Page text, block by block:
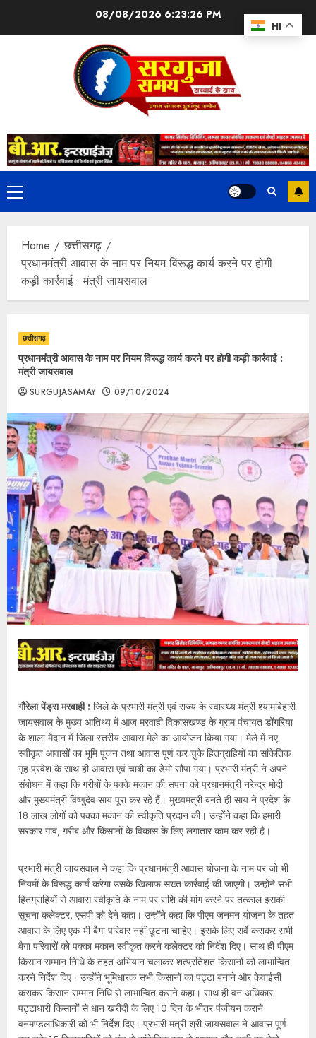
08/08/2026 6:23:27 PM
Home
छत्तीसगढ़
प्रधानमंत्री आवास के नाम पर नियम विरूद्ध कार्य करने पर होगी
कड़ी कार्रवाई : मंत्री जायसवाल
छत्तीसगढ़
प्रधानमंत्री आवास के नाम पर नियम विरूद्ध कार्य करने पर होगी कड़ी कार्रवाई :
मंत्री जायसवाल
SURGUJASAMAY 09/10/2024
गौरेला पेंड्रा मरवाही : जिले के प्रभारी मंत्री एवं राज्य के स्वास्थ्य मंत्री श्यामबिहारी
जायसवाल के मुख्य आतिथ्य में आज मरवाही विकासखण्ड के ग्राम पंचायत डोंगरिया
के शाला मैदान में जिला स्तरीय आवास मेले का आयोजन किया गया। मेले में नए
स्वीकृत आवासों का भूमि पूजन तथा आवास पूर्ण कर चुके हितग्राहियों का सांकेतिक
गृह प्रवेश के साथ ही आवास एवं चाबी का डेमो सौंपा गया। प्रभारी मंत्री ने अपने
संबोधन में कहा कि गरीबों के पक्के मकान की सपना को प्रधानमंत्री नरेन्द्र मोदी
और मुख्यमंत्री विष्णुदेव साय पूरा कर रहे हैं। मुख्यमंत्री बनते ही साय ने प्रदेश के
18 लाख लोगों को पक्का मकान की स्वीकृति प्रदान की। उन्होंने कहा कि हमारी
सरकार गांव, गरीब और किसानों के विकास के लिए लगातार काम कर रही है।
प्रभारी मंत्री जायसवाल ने कहा कि प्रधानमंत्री आवास योजना के नाम पर जो भी
नियमों के विरूद्ध कार्य करेगा उसके खिलाफ सख्त कार्रवाई की जाएगी। उन्होंने सभी
हितग्राहियों से आवास स्वीकृति के नाम पर राशि की मांग करने पर तत्काल इसकी
सूचना कलेक्टर, एसपी को देने कहा। उन्होंने कहा कि पीएम जनमन योजना के तहत
आवास के लिए एक भी बैगा परिवार नहीं छूटना चाहिए। इसके लिए सर्वे कराकर सभी
बैगा परिवारों को पक्का मकान स्वीकृत करने कलेक्टर को निर्देश दिए। साथ ही पीएम
किसान सम्मान निधि के तहत अभियान चलाकर शत्प्रतिशत किसानों को लाभान्वित
करने निर्देश दिए। उन्होंने भूमिधारक सभी किसानों का पट्टा बनाने और केवाईसी
कराकर किसान सम्मान निधि से लाभान्वित कराने कहा। साथ ही वन अधिकार
पट्टाधारी किसानों से धान खरीदी के लिए 10 दिन के भीतर पंजीयन कराने
वनमण्डलाधिकारी को भी निर्देश दिए। प्रभारी मंत्री श्री जायसवाल ने आवास पूर्ण
HI